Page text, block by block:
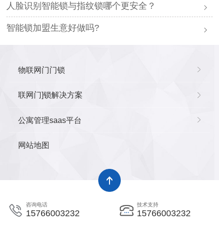
人脸识别智能锁与指纹锁哪个更安全？
智能锁加盟生意好做吗?
物联网门门锁
联网门]锁解决方案
公寓管理saas平台
网站地图
咨询电话
15766003232
技术支持
15766003232